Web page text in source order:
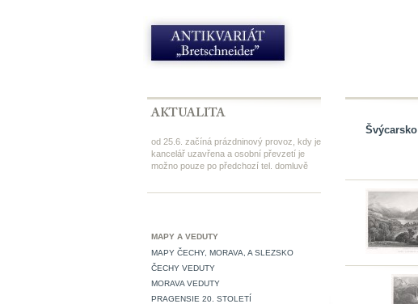
od 25.6. začíná prázdninový provoz, kdy je
kancelář uzavřena a osobní převzetí je
možno pouze po předchozí tel. domluvě
MAPY A VEDUTY
MAPY ČECHY, MORAVA, A SLEZSKO
ČECHY VEDUTY
MORAVA VEDUTY
PRAGENSIE 20. STOLETÍ
Švýcarsko